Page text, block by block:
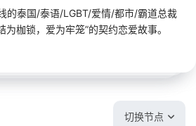
的泰国/泰语/LGBT/爱情/都市/霸道总裁
为枷锁，爱为牢笼”的契约恋爱故事。
切换节点